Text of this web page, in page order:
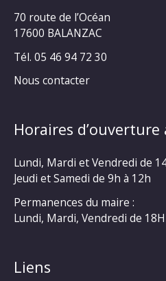
70 route de l’Océan
17600 BALANZAC
Tél. 05 46 94 72 30
Nous contacter
Horaires
Lundi, Mardi et Vendredi de
Jeudi et Samedi de 9h à 12h
Permanences du maire :
Lundi, Mardi, Vendredi de
Liens